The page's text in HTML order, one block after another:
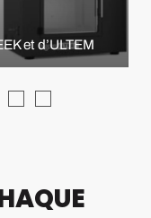
et d’ULTEM